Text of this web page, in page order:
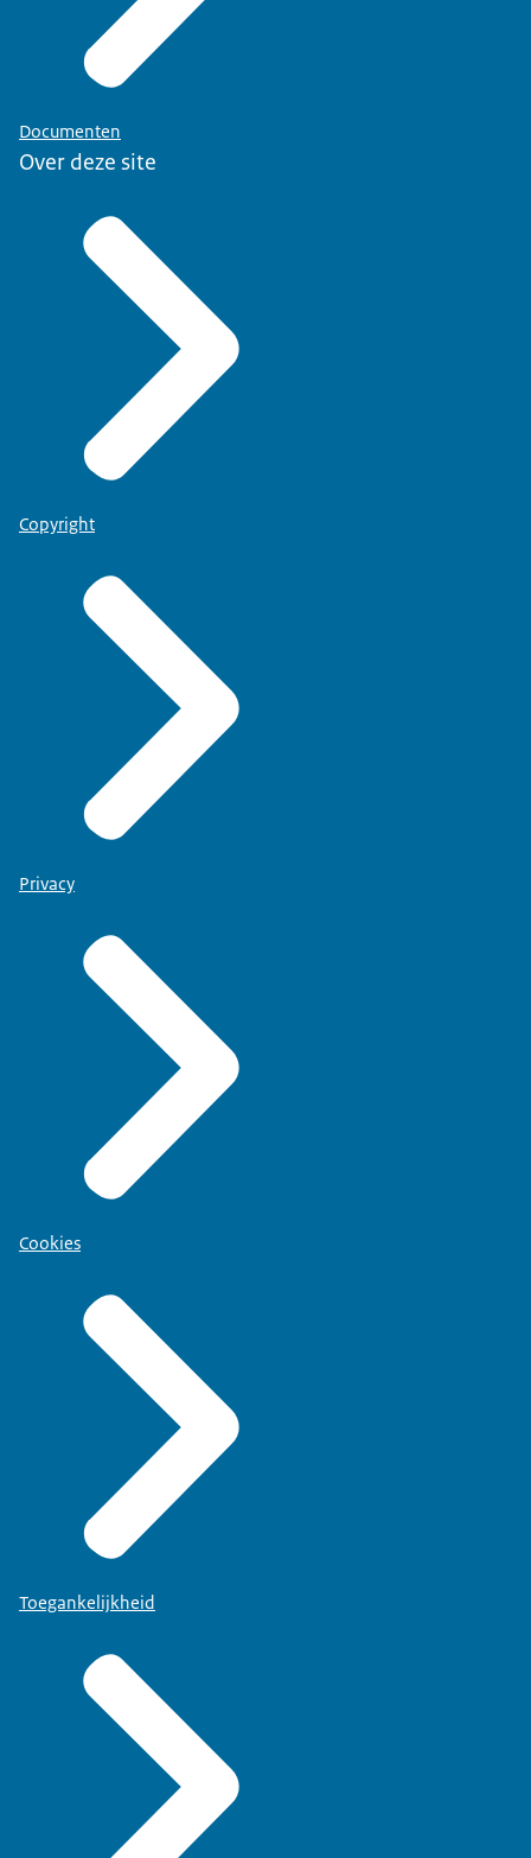
Documenten
Over deze site
Copyright
Privacy
Cookies
Toegankelijkheid